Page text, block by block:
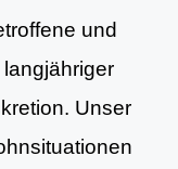
und
Unser